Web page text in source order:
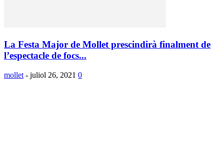
La Festa Major de Mollet prescindirà finalment de
l’espectacle de focs...
mollet - juliol 26, 2021 0